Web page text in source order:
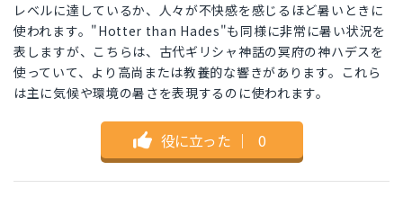
レベルに達しているか、人々が不快感を感じるほど暑いときに
使われます。"Hotter than Hades"も同様に非常に暑い状況を
表しますが、こちらは、古代ギリシャ神話の冥府の神ハデスを
使っていて、より高尚または教養的な響きがあります。これら
は主に気候や環境の暑さを表現するのに使われます。
役に立った ｜ 0